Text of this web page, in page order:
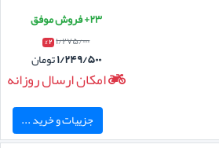
۲۳+ فروش موفق
۱/۲۷۵/۰۰۰ ۲ %
۱/۲۴۹/۵۰۰تومان
امکان ارسال روزانه
جزییات و خرید ...